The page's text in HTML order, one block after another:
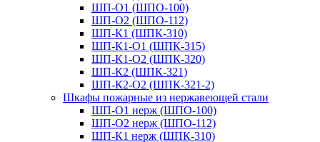
ШП-О1 (ШПО-100)
ШП-О2 (ШПО-112)
ШП-К1 (ШПК-310)
ШП-К1-О1 (ШПК-315)
ШП-К1-О2 (ШПК-320)
ШП-К2 (ШПК-321)
ШП-К2-О2 (ШПК-321-2)
Шкафы пожарные из нержавеющей стали
ШП-О1 нерж (ШПО-100)
ШП-О2 нерж (ШПО-112)
ШП-К1 нерж (ШПК-310)